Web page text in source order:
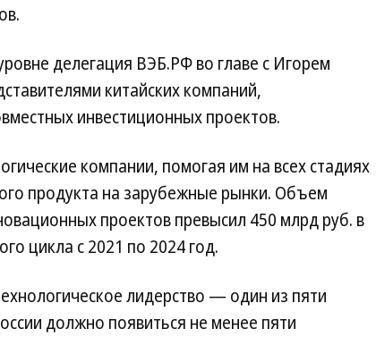
делегация ВЭБ.РФ во главе с Игорем
китайских компаний,
инвестиционных проектов.
компании, помогая им на всех стадиях
продукта на зарубежные рынки. Объем
проектов превысил 450 млрд руб. в
цикла с 2021 по 2024 год.
лидерство — один из пяти
должно появиться не менее пяти